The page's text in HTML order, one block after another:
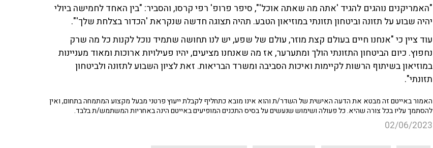
"האמריקנים נוהגים להגיד 'אתה מה שאתה אוכל'", סיפר פרופ' רפי קרסו, והסביר: "בין האחד לחמישה ביולי
יהיה שבוע על תזונה וביטחון תזונתי במוזיאון הטבע. תהיה תצוגה חדשה שנקראת 'הכדור בצלחת שלך'".
עוד ציין כי "אנחנו חיים בעולם קצת מוזר, עולם של שפע, יש לנו תחושה שתמיד נוכל לקנות כל מה שרק
נחפוץ. כיום הביטחון התזונתי הולך ומתערער, אז מה שאנחנו מציעים, יהיו פעילויות ארוכות ומאוד מעניינות
במוזיאון בשיתוף הרשות לקיימות ואיכות הסביבה ומשרד הבריאות. זאת לציון השבוע לתזונה ולביטחון
תזונתי".
האמור באייטם זה מבטא את הדעה האישית של השדר/ת והוא אינו מובא כתחליף לקבלת ייעוץ פרטני מבעל מקצוע המתמחה בתחום, ואין
להסתמך עליו בכל צורה שהיא. כל פעולה ושימוש שנעשים על בסיס התכנים המופיעים באייטם הינה באחריות המשתמש/ת בלבד.
02/06/2023